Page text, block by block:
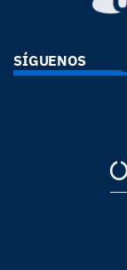
SÍGUENOS